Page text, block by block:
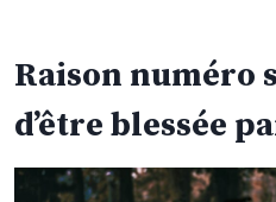
Raison numéro
d’être blessée